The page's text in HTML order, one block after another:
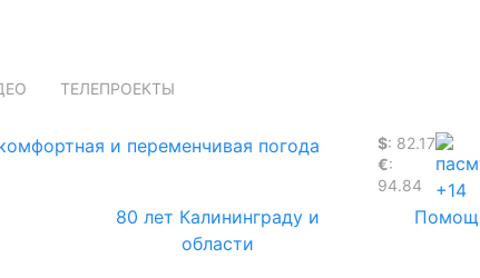
ТЕЛЕПРОЕКТЫ
и переменчивая погода $: 82.17
€:
94.84
+14
80 лет Калининграду и
области